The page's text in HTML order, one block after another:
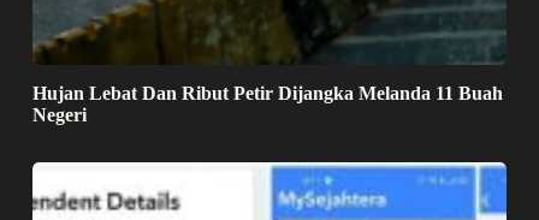
Hujan Lebat Dan Ribut Petir Dijangka Melanda 11 Buah
Negeri